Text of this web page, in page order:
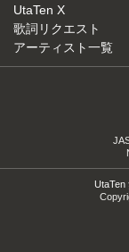
UtaTen X
歌詞リクエスト
アーティスト一覧
UtaTen